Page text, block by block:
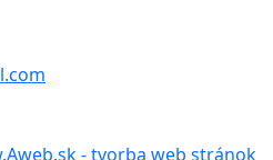
- tvorba web stránok